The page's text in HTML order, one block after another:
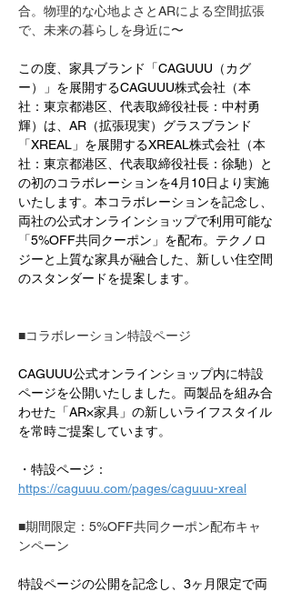
合。物理的な心地よさとARによる空間拡張
で、未来の暮らしを身近に〜
この度、家具ブランド「CAGUUU（カグ
ー）」を展開するCAGUUU株式会社（本
社：東京都港区、代表取締役社長：中村勇
輝）は、AR（拡張現実）グラスブランド
「XREAL」を展開するXREAL株式会社（本
社：東京都港区、代表取締役社長：徐馳）と
の初のコラボレーションを4月10日より実施
いたします。本コラボレーションを記念し、
両社の公式オンラインショップで利用可能な
「5%OFF共同クーポン」を配布。テクノロ
ジーと上質な家具が融合した、新しい住空間
のスタンダードを提案します。
■コラボレーション特設ページ
CAGUUU公式オンラインショップ内に特設
ページを公開いたしました。両製品を組み合
わせた「AR×家具」の新しいライフスタイル
を常時ご提案しています。
・特設ページ：
https://caguuu.com/pages/caguuu-xreal
■期間限定：5%OFF共同クーポン配布キャ
ンペーン
特設ページの公開を記念し、3ヶ月限定で両